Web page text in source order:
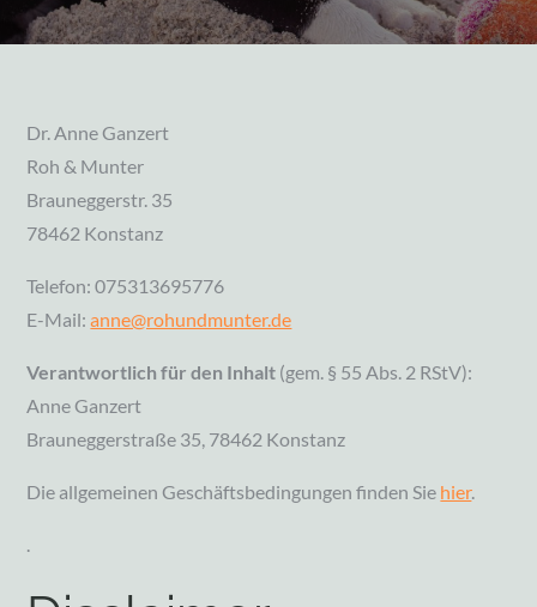
Dr. Anne Ganzert
Roh & Munter
Brauneggerstr. 35
78462 Konstanz
Telefon: 075313695776
E-Mail:anne@rohundmunter.de
Verantwortlich für den Inhalt (gem. § 55 Abs. 2 RStV):
Anne Ganzert
Brauneggerstraße 35, 78462 Konstanz
Die allgemeinen Geschäftsbedingungen finden Sie hier.
.